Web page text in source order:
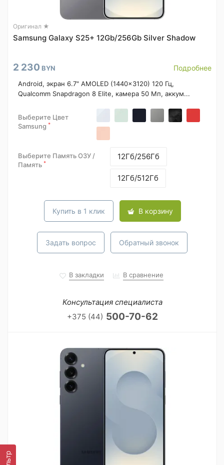
Оригинал ★
Samsung Galaxy S25+ 12Gb/256Gb Silver Shadow
2 230 BYN Подробнее
Android, экран 6.7" AMOLED (1440x3120) 120 Гц,
Qualcomm Snapdragon 8 Elite, камера 50 Мп, аккум...
Выберите Цвет
Samsung *
Выберите Память ОЗУ /
Память *
12Гб/256Гб
12Гб/512Гб
Купить в 1 клик В корзину
Задать вопрос Обратный звонок
В закладки В сравнение
Консультация специалиста
+375 (44) 500-70-62